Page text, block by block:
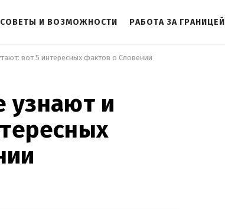
СОВЕТЫ И ВОЗМОЖНОСТИ РАБОТА ЗА ГРАНИЦЕЙ
вот 5 интересных фактов о Словении
узнают и